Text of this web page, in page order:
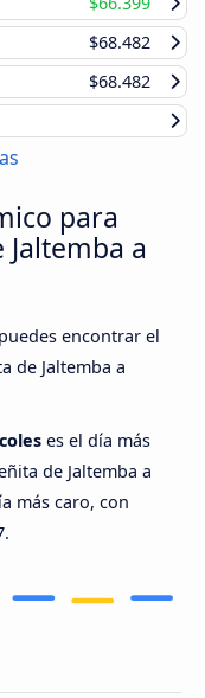
$68.482
$68.482
para
a
encontrar el
de Jaltemba a
es el día más
de Jaltemba a
más caro, con